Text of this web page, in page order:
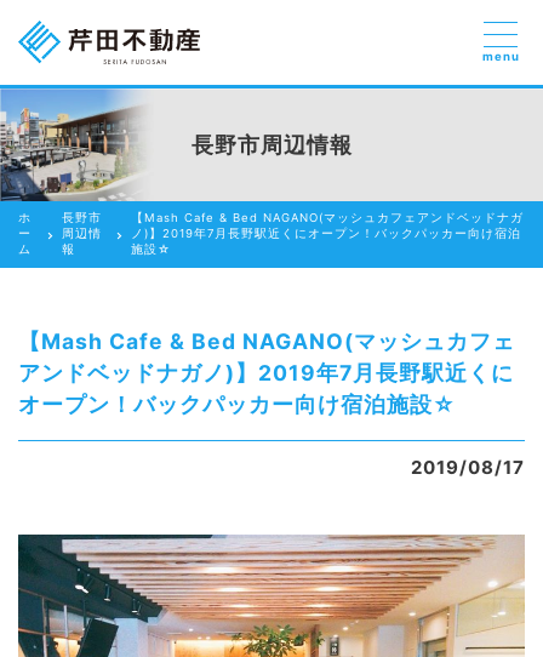
売りたい
貸したい方
借りたい
買いたい
賃貸管理のご提案
芹田不動産の強み
会社紹介
ブログ
menu
長野市周辺情報
ホ
ー
ム
長野市
周辺情
報
【Mash Cafe & Bed NAGANO(マッシュカフェアンドベッドナガ
ノ)】2019年7月長野駅近くにオープン！バックパッカー向け宿泊
施設☆
【Mash Cafe & Bed NAGANO(マッシュカフェ
アンドベッドナガノ)】2019年7月長野駅近くに
オープン！バックパッカー向け宿泊施設☆
2019/08/17